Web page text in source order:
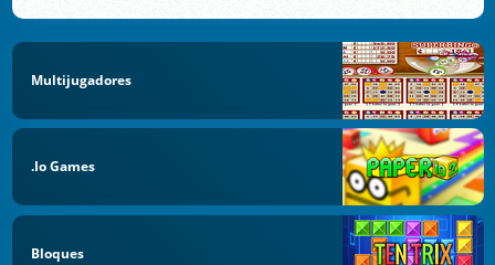
Multijugadores
.io Games
Bloques